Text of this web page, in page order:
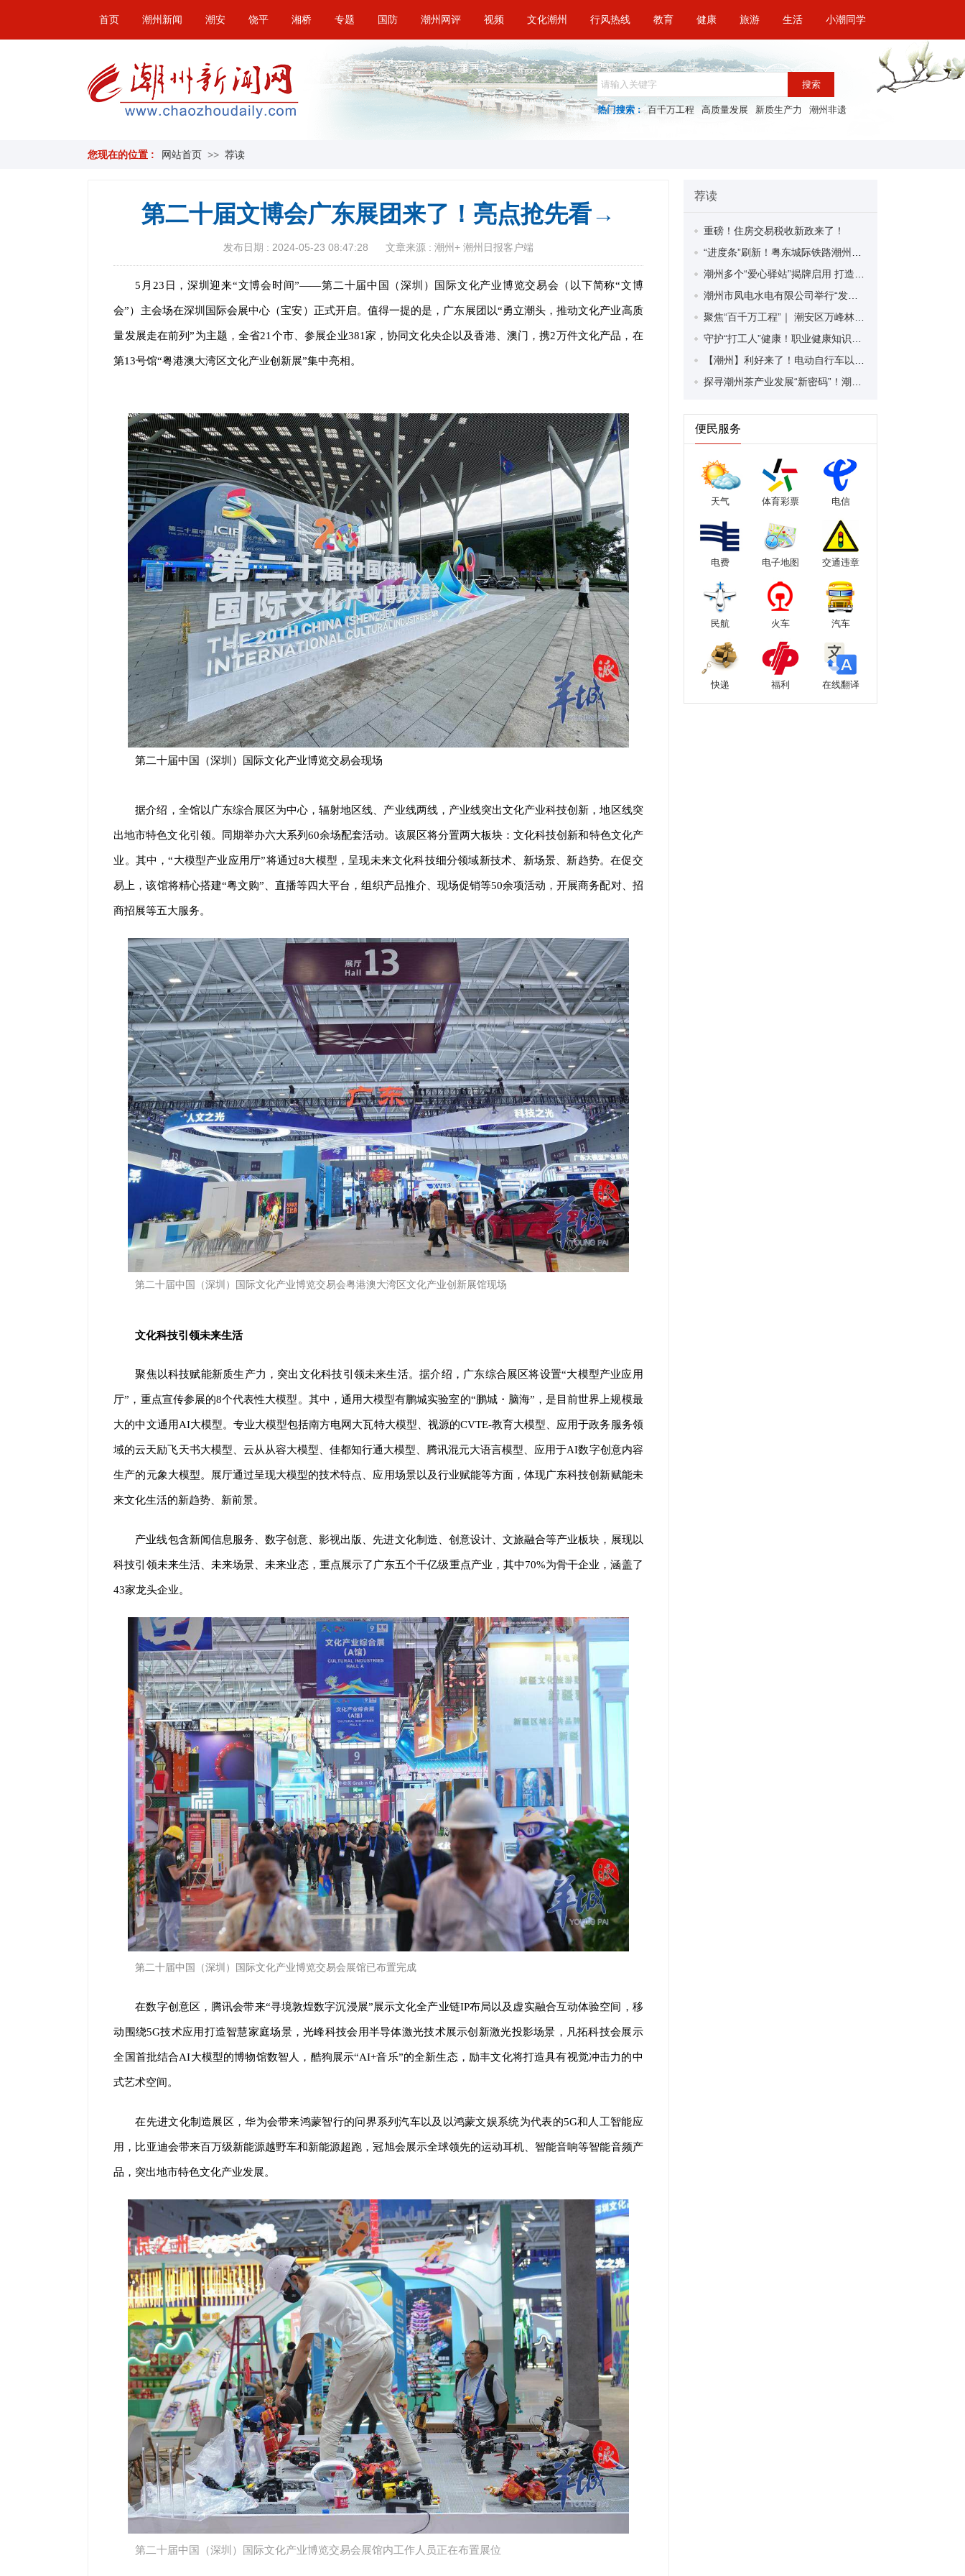
首页 潮州新闻 潮安 饶平 湘桥 专题 国防 潮州网评 视频 文化潮州 行风热线 教育 健康 旅游 生活 小潮同学
搜索
热门搜索 : 百千万工程 高质量发展 新质生产力 潮州非遗
您现在的位置 : 网站首页 >> 荐读
第二十届文博会广东展团来了！亮点抢先看→
发布日期 : 2024-05-23 08:47:28 文章来源 : 潮州+ 潮州日报客户端
5月23日，深圳迎来“文博会时间”——第二十届中国（深圳）国际文化产业博览交易会（以下简称“文博
会”）主会场在深圳国际会展中心（宝安）正式开启。值得一提的是，广东展团以“勇立潮头，推动文化产业高质
量发展走在前列”为主题，全省21个市、参展企业381家，协同文化央企以及香港、澳门，携2万件文化产品，在
第13号馆“粤港澳大湾区文化产业创新展”集中亮相。
第二十届中国（深圳）国际文化产业博览交易会现场
据介绍，全馆以广东综合展区为中心，辐射地区线、产业线两线，产业线突出文化产业科技创新，地区线突
出地市特色文化引领。同期举办六大系列60余场配套活动。该展区将分置两大板块：文化科技创新和特色文化产
业。其中，“大模型产业应用厅”将通过8大模型，呈现未来文化科技细分领域新技术、新场景、新趋势。在促交
易上，该馆将精心搭建“粤文购”、直播等四大平台，组织产品推介、现场促销等50余项活动，开展商务配对、招
商招展等五大服务。
第二十届中国（深圳）国际文化产业博览交易会粤港澳大湾区文化产业创新展馆现场
文化科技引领未来生活
聚焦以科技赋能新质生产力，突出文化科技引领未来生活。据介绍，广东综合展区将设置“大模型产业应用
厅”，重点宣传参展的8个代表性大模型。其中，通用大模型有鹏城实验室的“鹏城・脑海”，是目前世界上规模最
大的中文通用AI大模型。专业大模型包括南方电网大瓦特大模型、视源的CVTE-教育大模型、应用于政务服务领
域的云天励飞天书大模型、云从从容大模型、佳都知行通大模型、腾讯混元大语言模型、应用于AI数字创意内容
生产的元象大模型。展厅通过呈现大模型的技术特点、应用场景以及行业赋能等方面，体现广东科技创新赋能未
来文化生活的新趋势、新前景。
产业线包含新闻信息服务、数字创意、影视出版、先进文化制造、创意设计、文旅融合等产业板块，展现以
科技引领未来生活、未来场景、未来业态，重点展示了广东五个千亿级重点产业，其中70%为骨干企业，涵盖了
43家龙头企业。
第二十届中国（深圳）国际文化产业博览交易会展馆已布置完成
在数字创意区，腾讯会带来“寻境敦煌数字沉浸展”展示文化全产业链IP布局以及虚实融合互动体验空间，移
动围绕5G技术应用打造智慧家庭场景，光峰科技会用半导体激光技术展示创新激光投影场景，凡拓科技会展示
全国首批结合AI大模型的博物馆数智人，酷狗展示“AI+音乐”的全新生态，励丰文化将打造具有视觉冲击力的中
式艺术空间。
在先进文化制造展区，华为会带来鸿蒙智行的问界系列汽车以及以鸿蒙文娱系统为代表的5G和人工智能应
用，比亚迪会带来百万级新能源越野车和新能源超跑，冠旭会展示全球领先的运动耳机、智能音响等智能音频产
品，突出地市特色文化产业发展。
第二十届中国（深圳）国际文化产业博览交易会展馆内工作人员正在布置展位
荐读
重磅！住房交易税收新政来了！
便民服务
天气 体育彩票 电信
电费 电子地图 交通违章
民航 火车 汽车
快递 福利 在线翻译